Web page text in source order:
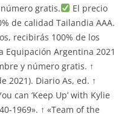
gratis.
El precio
de calidad Tailandia AAA.
recibirás 100% de los
Equipación Argentina 2021
y número gratis. ↑
2021). Diario As, ed. ↑
can ‘Keep Up’ with Kylie
1969». ↑ «Team of the